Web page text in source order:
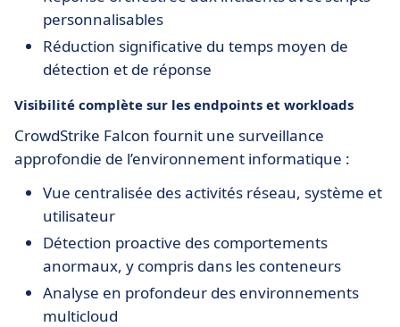
personnalisables
Réduction significative du temps moyen de
détection et de réponse
Visibilité complète sur les endpoints et workloads
CrowdStrike Falcon fournit une surveillance
approfondie de l’environnement informatique :
Vue centralisée des activités réseau, système et
utilisateur
Détection proactive des comportements
anormaux, y compris dans les conteneurs
Analyse en profondeur des environnements
multicloud